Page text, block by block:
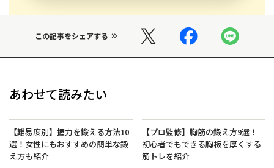
この記事をシェアする
あわせて読みたい
【難易度別】握力を鍛える方法10
選！女性にもおすすめの簡単な鍛
え方も紹介
【プロ監修】胸筋の鍛え方9選！
初心者でもできる胸板を厚くする
筋トレを紹介